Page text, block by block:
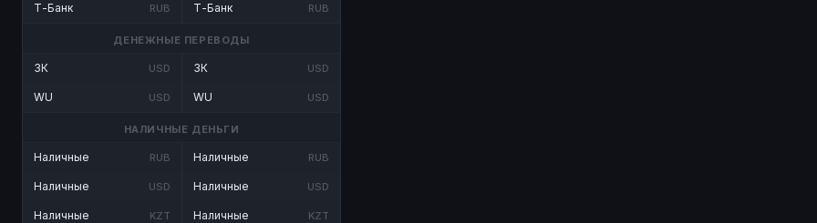
Т-Банк RUB Т-Банк RUB
ДЕНЕЖНЫЕ ПЕРЕВОДЫ
ЗК USD
WU USD
ЗК USD
WU USD
НАЛИЧНЫЕ ДЕНЬГИ
Наличные RUB
Наличные USD
Наличные KZT
Наличные RUB
Наличные USD
Наличные KZT